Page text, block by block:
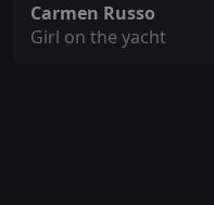
Carmen Russo
Girl on the yacht